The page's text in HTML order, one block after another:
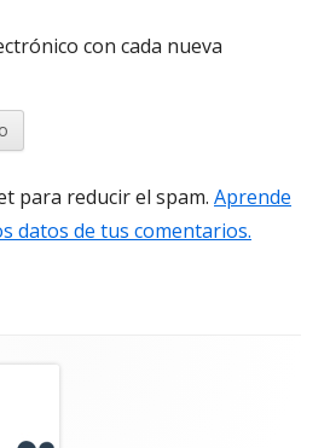
con cada nueva
para reducir el spam. Aprende
datos de tus comentarios.